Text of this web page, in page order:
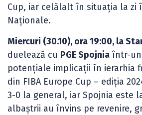
Cup, iar celălalt în situația la zi
Naționale.
Miercuri (30.10), ora 19:00, la
duelează cu PGE Spojnia într-un
potențiale implicații în ierarhia
din FIBA Europe Cup – ediția
3-0 la general, iar Spojnia este
albaștrii au învins pe revenire,